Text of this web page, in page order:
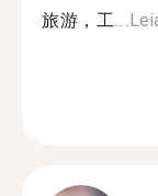
旅游，工...